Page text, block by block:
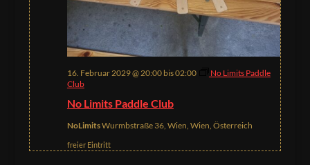
No Limits Paddle Club
16. Februar 2029 @ 20:00bis02:00
No Limits Paddle
Club
NoLimitsWurmbstraße 36, Wien, Wien, Österreich
freier Eintritt